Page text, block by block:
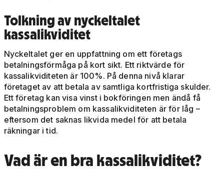
Tolkning av nyckeltalet
kassalikviditet
Nyckeltalet ger en uppfattning om ett företags
betalningsförmåga på kort sikt. Ett riktvärde för
kassalikviditeten är 100%. På denna nivå klarar
företaget av att betala av samtliga kortfristiga skulder.
Ett företag kan visa vinst i bokföringen men ändå få
betalningsproblem om kassalikviditeten är för låg –
eftersom det saknas likvida medel för att betala
räkningar i tid.
Vad är en bra kassalikviditet?